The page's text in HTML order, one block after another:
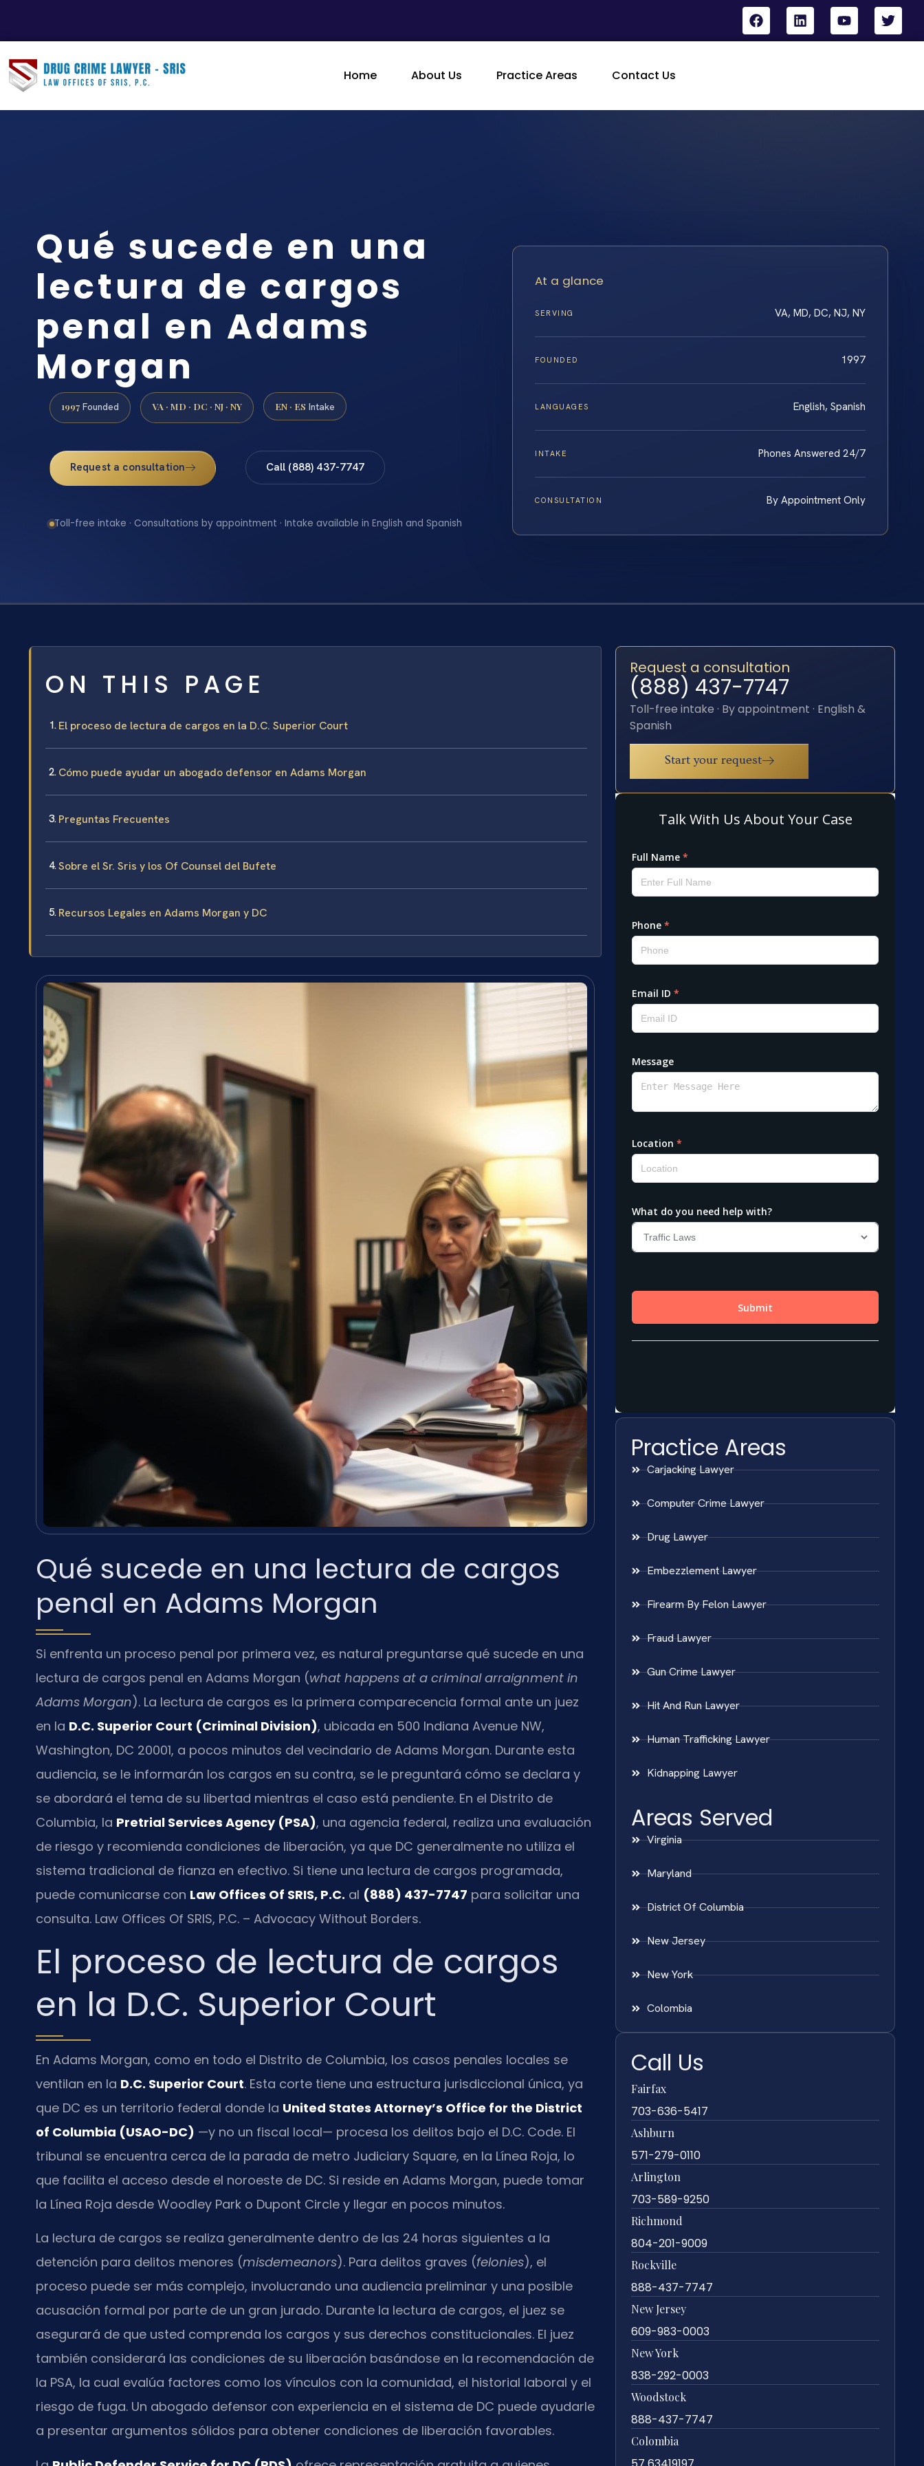
Home About Us Practice Areas Contact Us
Qué sucede en una
lectura de cargos
penal en Adams
Morgan
1997 Founded VA · MD · DC · NJ · NY EN · ES Intake
Request a consultation Call (888) 437-7747
Toll-free intake · Consultations by appointment · Intake available in English and Spanish
At a glance
SERVING VA, MD, DC, NJ, NY
FOUNDED 1997
LANGUAGES English, Spanish
INTAKE Phones Answered 24/7
CONSULTATION By Appointment Only
ON THIS PAGE
El proceso de lectura de cargos en la D.C. Superior Court
Cómo puede ayudar un abogado defensor en Adams Morgan
Preguntas Frecuentes
Sobre el Sr. Sris y los Of Counsel del Bufete
Recursos Legales en Adams Morgan y DC
Qué sucede en una lectura de cargos
penal en Adams Morgan
Si enfrenta un proceso penal por primera vez, es natural preguntarse qué sucede en una
lectura de cargos penal en Adams Morgan (what happens at a criminal arraignment in
Adams Morgan). La lectura de cargos es la primera comparecencia formal ante un juez
en la D.C. Superior Court (Criminal Division), ubicada en 500 Indiana Avenue NW,
Washington, DC 20001, a pocos minutos del vecindario de Adams Morgan. Durante esta
audiencia, se le informarán los cargos en su contra, se le preguntará cómo se declara y
se abordará el tema de su libertad mientras el caso está pendiente. En el Distrito de
Columbia, la Pretrial Services Agency (PSA), una agencia federal, realiza una evaluación
de riesgo y recomienda condiciones de liberación, ya que DC generalmente no utiliza el
sistema tradicional de fianza en efectivo. Si tiene una lectura de cargos programada,
puede comunicarse con Law Offices Of SRIS, P.C. al (888) 437-7747 para solicitar una
consulta. Law Offices Of SRIS, P.C. – Advocacy Without Borders.
El proceso de lectura de cargos
en la D.C. Superior Court
En Adams Morgan, como en todo el Distrito de Columbia, los casos penales locales se
ventilan en la D.C. Superior Court. Esta corte tiene una estructura jurisdiccional única, ya
que DC es un territorio federal donde la United States Attorney’s Office for the District
of Columbia (USAO-DC) —y no un fiscal local— procesa los delitos bajo el D.C. Code. El
tribunal se encuentra cerca de la parada de metro Judiciary Square, en la Línea Roja, lo
que facilita el acceso desde el noroeste de DC. Si reside en Adams Morgan, puede tomar
la Línea Roja desde Woodley Park o Dupont Circle y llegar en pocos minutos.
La lectura de cargos se realiza generalmente dentro de las 24 horas siguientes a la
detención para delitos menores (misdemeanors). Para delitos graves (felonies), el
proceso puede ser más complejo, involucrando una audiencia preliminar y una posible
acusación formal por parte de un gran jurado. Durante la lectura de cargos, el juez se
asegurará de que usted comprenda los cargos y sus derechos constitucionales. El juez
también considerará las condiciones de su liberación basándose en la recomendación de
la PSA, la cual evalúa factores como los vínculos con la comunidad, el historial laboral y el
riesgo de fuga. Un abogado defensor con experiencia en el sistema de DC puede ayudarle
a presentar argumentos sólidos para obtener condiciones de liberación favorables.
Request a consultation
(888) 437-7747
Toll-free intake · By appointment · English &
Spanish
Start your request
Practice Areas
Carjacking Lawyer
Computer Crime Lawyer
Drug Lawyer
Embezzlement Lawyer
Firearm By Felon Lawyer
Fraud Lawyer
Gun Crime Lawyer
Hit And Run Lawyer
Human Trafficking Lawyer
Kidnapping Lawyer
Areas Served
Virginia
Maryland
District Of Columbia
New Jersey
New York
Colombia
Call Us
Fairfax
703-636-5417
Ashburn
571-279-0110
Arlington
703-589-9250
Richmond
804-201-9009
Rockville
888-437-7747
New Jersey
609-983-0003
New York
838-292-0003
Woodstock
888-437-7747
Colombia